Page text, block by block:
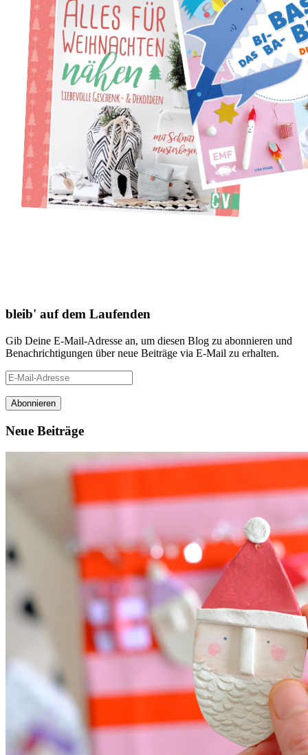
bleib' auf dem Laufenden
Gib Deine E-Mail-Adresse an, um diesen Blog zu abonnieren und
Benachrichtigungen über neue Beiträge via E-Mail zu erhalten.
E-
Mail-
Adresse
Neue Beiträge